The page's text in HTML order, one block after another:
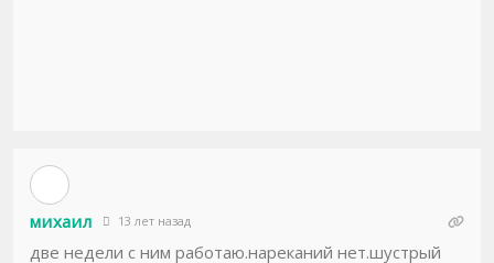
михаил 13 лет назад
две недели с ним работаю.нареканий нет.шустрый